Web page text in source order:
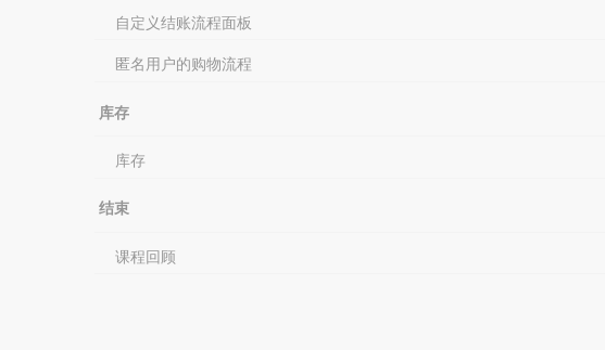
自定义结账流程面板
匿名用户的购物流程
库存
库存
结束
课程回顾